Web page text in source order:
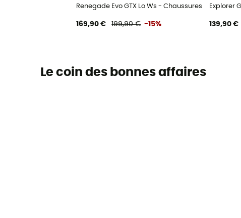
Renegade Evo GTX Lo Ws - Chaussures
169,90 € 199,90 € -15%
Explorer
139,90 €
Le coin des bonnes affaires